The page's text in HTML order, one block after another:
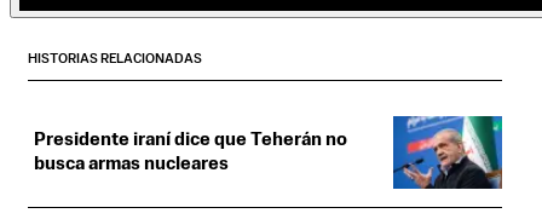
HISTORIAS RELACIONADAS
Presidente iraní dice que Teherán no
busca armas nucleares